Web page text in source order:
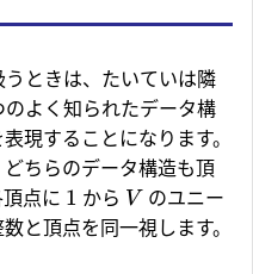
ときは、たいていは隣
よく知られたデータ構
現することになります。
ちらのデータ構造も頂
点に 1 から V のユニー
と頂点を同一視します。